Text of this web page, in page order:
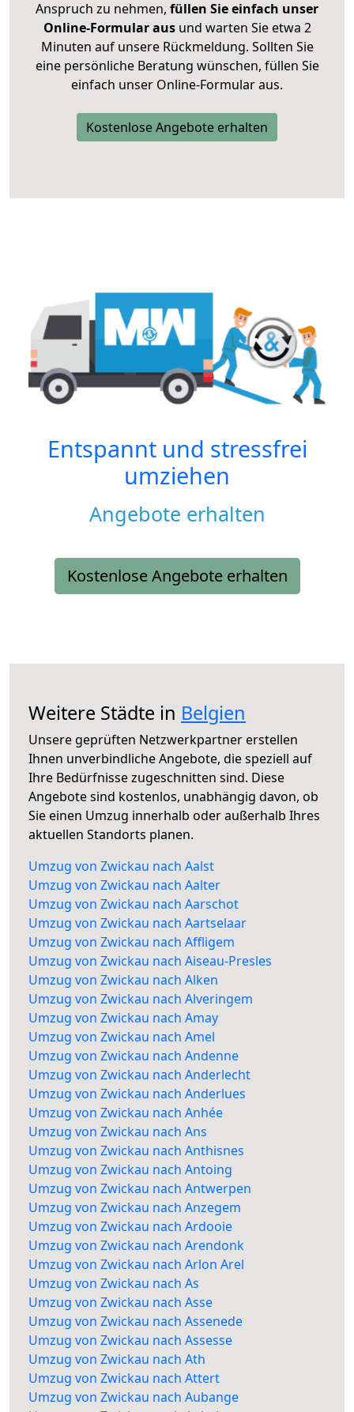
Anspruch zu nehmen, füllen Sie einfach unser
Online-Formular ausund warten Sie etwa 2
Minuten auf unsere Rückmeldung. Sollten Sie
eine persönliche Beratung wünschen, füllen Sie
einfach unser Online-Formular aus.
Kostenlose Angebote erhalten
Entspannt und stressfrei
umziehen
Angebote erhalten
Kostenlose Angebote erhalten
Weitere Städte in Belgien
Unsere geprüften Netzwerkpartner erstellen
Ihnen unverbindliche Angebote, die speziell auf
Ihre Bedürfnisse zugeschnitten sind. Diese
Angebote sind kostenlos, unabhängig davon, ob
Sie einen Umzug innerhalb oder außerhalb Ihres
aktuellen Standorts planen.
Umzug von Zwickau nach Aalst
Umzug von Zwickau nach Aalter
Umzug von Zwickau nach Aarschot
Umzug von Zwickau nach Aartselaar
Umzug von Zwickau nach Affligem
Umzug von Zwickau nach Aiseau-Presles
Umzug von Zwickau nach Alken
Umzug von Zwickau nach Alveringem
Umzug von Zwickau nach Amay
Umzug von Zwickau nach Amel
Umzug von Zwickau nach Andenne
Umzug von Zwickau nach Anderlecht
Umzug von Zwickau nach Anderlues
Umzug von Zwickau nach Anhée
Umzug von Zwickau nach Ans
Umzug von Zwickau nach Anthisnes
Umzug von Zwickau nach Antoing
Umzug von Zwickau nach Antwerpen
Umzug von Zwickau nach Anzegem
Umzug von Zwickau nach Ardooie
Umzug von Zwickau nach Arendonk
Umzug von Zwickau nach Arlon Arel
Umzug von Zwickau nach As
Umzug von Zwickau nach Asse
Umzug von Zwickau nach Assenede
Umzug von Zwickau nach Assesse
Umzug von Zwickau nach Ath
Umzug von Zwickau nach Attert
Umzug von Zwickau nach Aubange